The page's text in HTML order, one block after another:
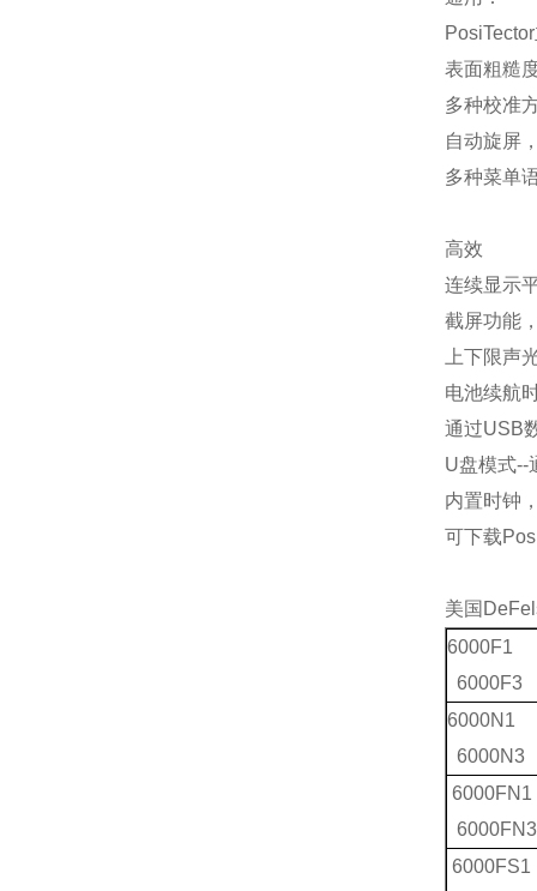
表面粗糙
多种校准
自动旋屏
多种菜单
高效
连续显示
截屏功能
上下限声
电池续航
通过USB
U盘模式--
内置时钟
可下载
美国
6000F1
6000F3
6000N1
6000N3
6000FN1
6000FN3
6000FS1